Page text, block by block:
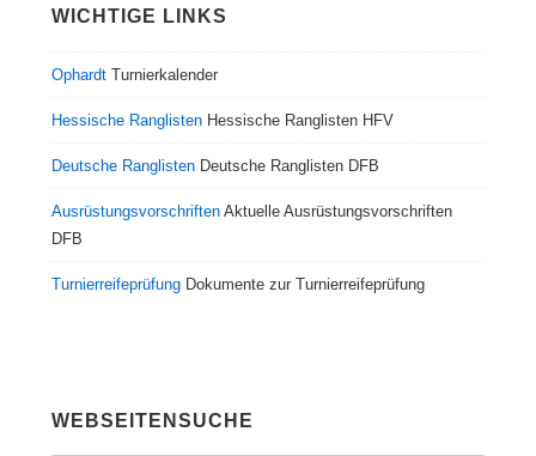
WICHTIGE LINKS
Ophardt Turnierkalender
Hessische Ranglisten Hessische Ranglisten HFV
Deutsche Ranglisten Deutsche Ranglisten DFB
Ausrüstungsvorschriften Aktuelle Ausrüstungsvorschriften
DFB
Turnierreifeprüfung Dokumente zur Turnierreifeprüfung
WEBSEITENSUCHE